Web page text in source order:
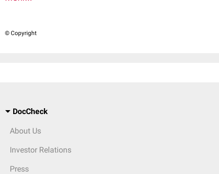
© Copyright
DocCheck
About Us
Investor Relations
Press